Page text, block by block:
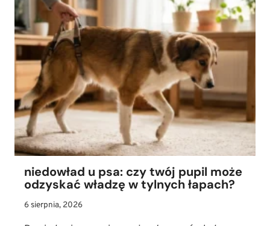
niedowład u psa: czy twój pupil może
odzyskać władzę w tylnych łapach?
6 sierpnia, 2026